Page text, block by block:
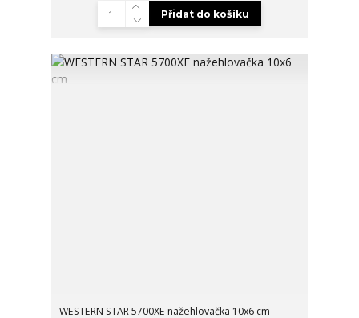
Přidat do košíku
WESTERN STAR 5700XE nažehlovačka 10x6 cm